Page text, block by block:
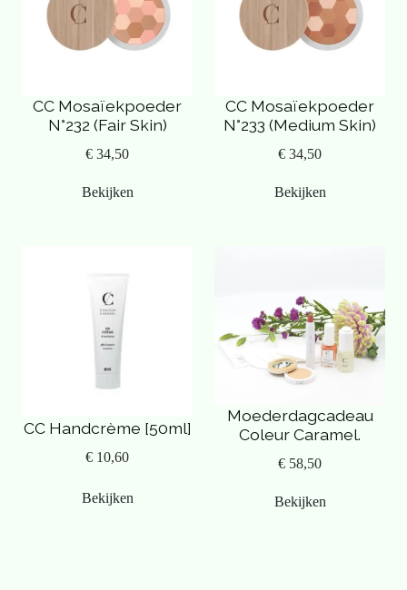
CC Mosaïekpoeder
N°232 (Fair Skin)
€ 34,50
Bekijken
CC Mosaïekpoeder
N°233 (Medium Skin)
€ 34,50
Bekijken
CC Handcrème [50ml]
€ 10,60
Bekijken
Moederdagcadeau
Coleur Caramel.
€ 58,50
Bekijken